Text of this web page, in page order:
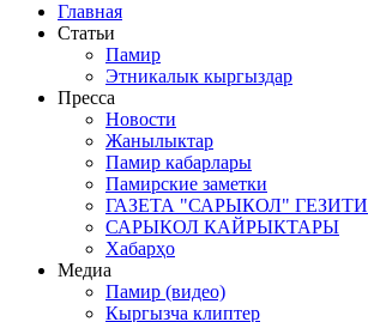
Главная
Статьи
Памир
Этникалык кыргыздар
Пресса
Новости
Жанылыктар
Памир кабарлары
Памирские заметки
ГАЗЕТА "САРЫКОЛ" ГЕЗИТИ
САРЫКОЛ КАЙРЫКТАРЫ
Хабарҳо
Медиа
Памир (видео)
Кыргызча клиптер